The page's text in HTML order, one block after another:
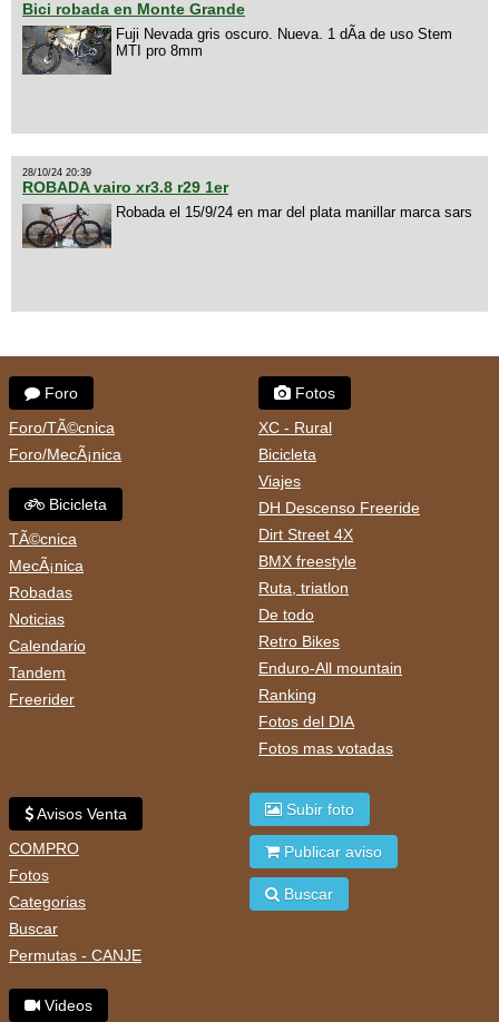
Bici robada en Monte Grande
Fuji Nevada gris oscuro. Nueva. 1 dÃ­a de uso Stem
MTI pro 8mm
28/10/24 20:39
ROBADA vairo xr3.8 r29 1er
Robada el 15/9/24 en mar del plata manillar marca sars
Foro
Foro/TÃ©cnica
Foro/MecÃ¡nica
Bicicleta
TÃ©cnica
MecÃ¡nica
Robadas
Noticias
Calendario
Tandem
Freerider
Fotos
XC - Rural
Bicicleta
Viajes
DH Descenso Freeride
Dirt Street 4X
BMX freestyle
Ruta, triatlon
De todo
Retro Bikes
Enduro-All mountain
Ranking
Fotos del DIA
Fotos mas votadas
Avisos Venta
COMPRO
Fotos
Categorias
Buscar
Permutas - CANJE
Videos
Subir foto
Publicar aviso
Buscar